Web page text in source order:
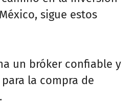
sigue estos
un bróker confiable y
la compra de